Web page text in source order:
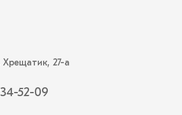
Хрещатик, 27-а
52-09